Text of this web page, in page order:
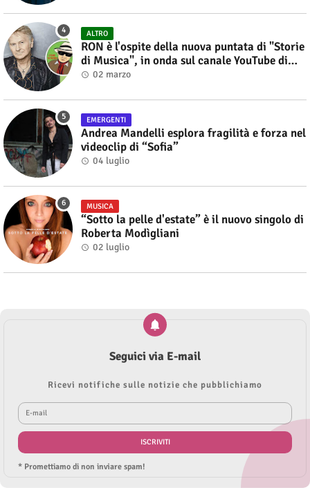
ALTRO
RON è l'ospite della nuova puntata di "Storie
di Musica", in onda sul canale YouTube di
Alberto Salerno
02 marzo
EMERGENTI
Andrea Mandelli esplora fragilità e forza nel
videoclip di “Sofia”
04 luglio
MUSICA
“Sotto la pelle d'estate” è il nuovo singolo di
Roberta Modìgliani
02 luglio
Seguici via E-mail
Ricevi notifiche sulle notizie che pubblichiamo
* Promettiamo di non inviare spam!